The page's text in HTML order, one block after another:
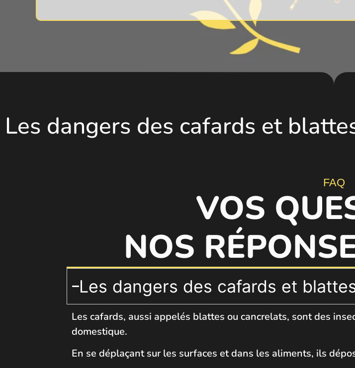
Les dangers des cafards et
FAQ
VOS
NOS
Les dangers des cafards et
Les cafards, aussi appelés blattes ou cancrelats, sont des
domestique.
En se déplaçant sur les surfaces et dans les aliments, ils